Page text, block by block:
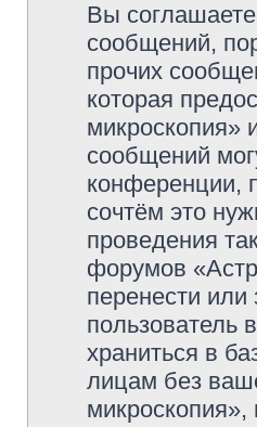
Вы
сообщений,
прочих
которая
микроскопия»
сообщений
конференции,
сочтём это
проведения
форумов
перенести
пользователь
храниться в
лицам без
микроскопия»,